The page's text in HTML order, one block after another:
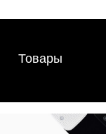
Товары